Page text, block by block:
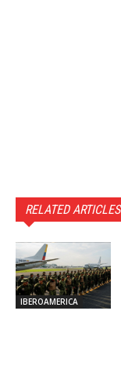
RELATED ARTICLES
IBEROAMERICA